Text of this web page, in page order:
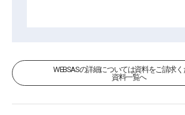
WEBSASの詳細については資料をご請求
資料一覧へ
資料一覧へ